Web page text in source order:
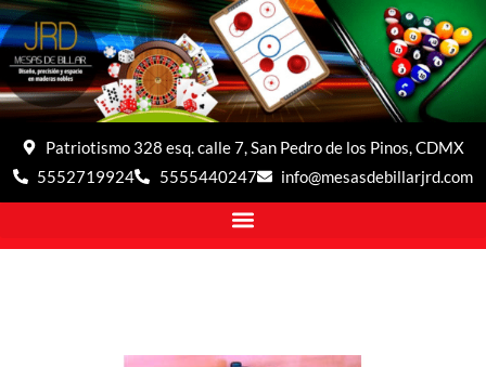
Patriotismo 328 esq. calle 7, San Pedro de los Pinos, CDMX
5552719924
5555440247 info@mesasdebillarjrd.com